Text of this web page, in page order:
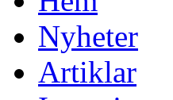
Nyheter
Artiklar